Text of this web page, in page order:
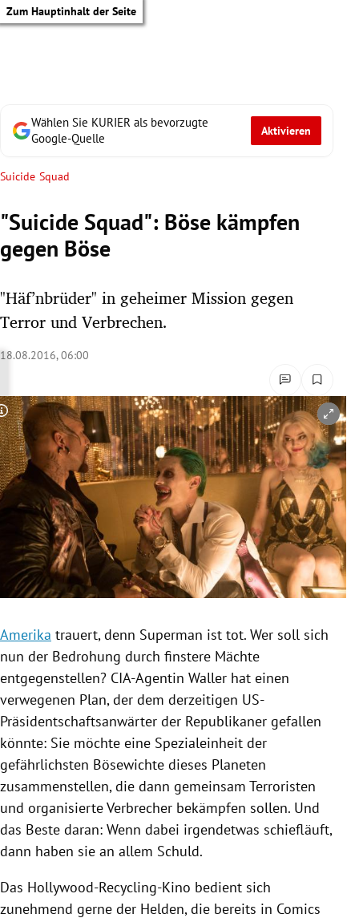
Zum Hauptinhalt der Seite
Untermenü
Untermenü
Untermenü
Untermenü
Untermenü
Untermenü
Untermenü
Wählen Sie KURIER als bevorzugte
Google-Quelle
Aktivieren
Suicide Squad
"Suicide Squad": Böse kämpfen
gegen Böse
"Häf’nbrüder" in geheimer Mission gegen
Terror und Verbrechen.
18.08.2016, 06:00
Copyright-Hinweis öffnen/schließen
Amerika trauert, denn Superman ist tot. Wer soll sich
nun der Bedrohung durch finstere Mächte
entgegenstellen? CIA-Agentin Waller hat einen
verwegenen Plan, der dem derzeitigen US-
Präsidentschaftsanwärter der Republikaner gefallen
könnte: Sie möchte eine Spezialeinheit der
gefährlichsten Bösewichte dieses Planeten
zusammenstellen, die dann gemeinsam Terroristen
und organisierte Verbrecher bekämpfen sollen. Und
das Beste daran: Wenn dabei irgendetwas schiefläuft,
dann haben sie an allem Schuld.
Das Hollywood-Recycling-Kino bedient sich
zunehmend gerne der Helden, die bereits in Comics